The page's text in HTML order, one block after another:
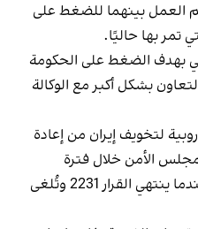
العمل بينهما للضغط على
تمر بها حاليًا.
بهدف الضغط على الحكومة
بشكل أكبر مع الوكالة
لتخويف إيران من إعادة
مجلس الأمن خلال فترة
قصيرة، أي بعد سنة من الآن، عندما ينتهي القرار 2231 وتُلغى